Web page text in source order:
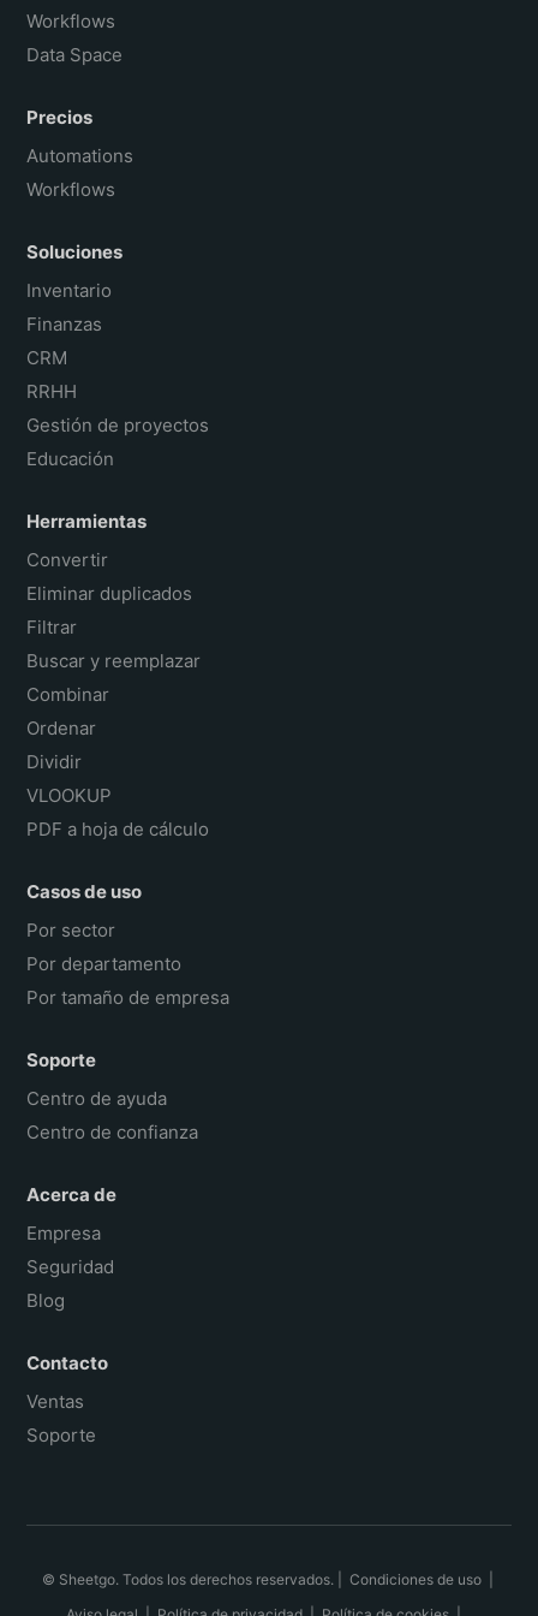
Workflows
Data Space
Precios
Automations
Workflows
Soluciones
Inventario
Finanzas
CRM
RRHH
Gestión de proyectos
Educación
Herramientas
Convertir
Eliminar duplicados
Filtrar
Buscar y reemplazar
Combinar
Ordenar
Dividir
VLOOKUP
PDF a hoja de cálculo
Casos de uso
Por sector
Por departamento
Por tamaño de empresa
Soporte
Centro de ayuda
Centro de confianza
Acerca de
Empresa
Seguridad
Blog
Contacto
Ventas
Soporte
© Sheetgo. Todos los derechos reservados. | Condiciones de uso|